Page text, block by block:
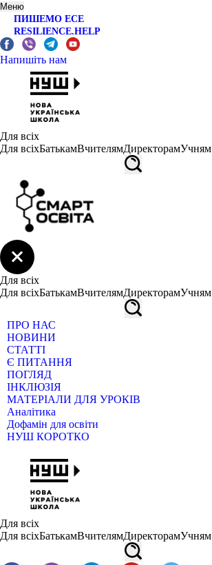
Меню
ПИШЕМО ЕСЕ
RESILIENCE.HELP
Напишіть нам
Для всіх
Для всіхБатькамВчителямДиректорамУчням
Для всіх
Для всіхБатькамВчителямДиректорамУчням
ПРО НАС
НОВИНИ
СТАТТІ
Є ПИТАННЯ
ПОГЛЯД
ІНКЛЮЗІЯ
МАТЕРІАЛИ ДЛЯ УРОКІВ
Аналітика
Дофамін для освіти
НУШ КОРОТКО
Для всіх
Для всіхБатькамВчителямДиректорамУчням